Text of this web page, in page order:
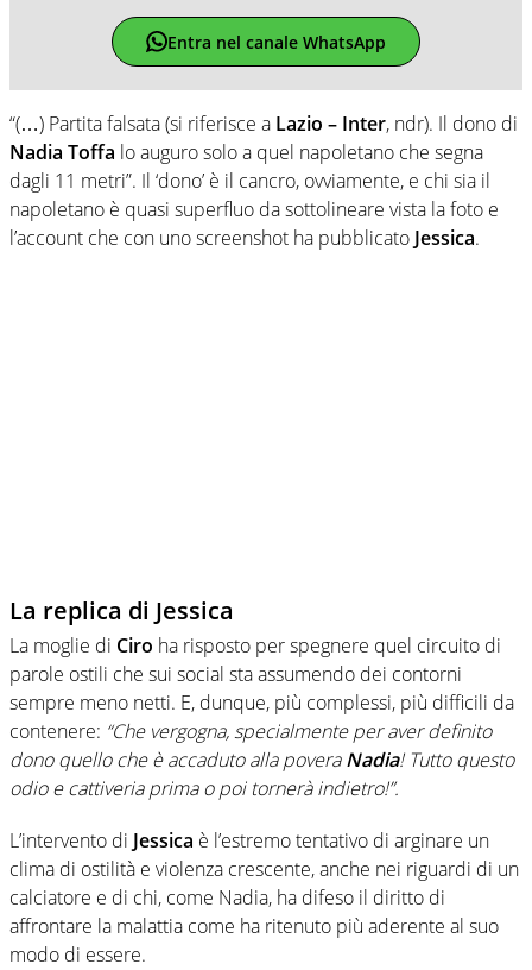
Entra nel canale WhatsApp
“(…) Partita falsata (si riferisce a Lazio – Inter, ndr). Il dono di
Nadia Toffa lo auguro solo a quel napoletano che segna
dagli 11 metri”. Il ‘dono’ è il cancro, ovviamente, e chi sia il
napoletano è quasi superfluo da sottolineare vista la foto e
l’account che con uno screenshot ha pubblicato Jessica.
La replica di Jessica
La moglie di Ciro ha risposto per spegnere quel circuito di
parole ostili che sui social sta assumendo dei contorni
sempre meno netti. E, dunque, più complessi, più difficili da
contenere: “Che vergogna, specialmente per aver definito
dono quello che è accaduto alla poveraNadia! Tutto questo
odio e cattiveria prima o poi tornerà indietro!”.
L’intervento di Jessica è l’estremo tentativo di arginare un
clima di ostilità e violenza crescente, anche nei riguardi di un
calciatore e di chi, come Nadia, ha difeso il diritto di
affrontare la malattia come ha ritenuto più aderente al suo
modo di essere.